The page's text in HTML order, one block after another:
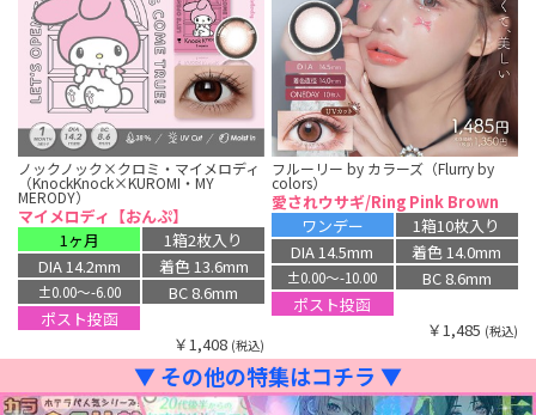
ノックノック×クロミ・マイメロディ
（KnockKnock×KUROMI・MY
MERODY）
マイメロディ【おんぷ】
1ヶ月
1箱2枚入り
DIA 14.2mm
着色 13.6mm
±0.00〜-6.00
BC 8.6mm
ポスト投函
￥1,408 (税込)
フルーリー by カラーズ（Flurry by
colors）
愛されウサギ/Ring Pink Brown
ワンデー
1箱10枚入り
DIA 14.5mm
着色 14.0mm
±0.00〜-10.00
BC 8.6mm
ポスト投函
￥1,485 (税込)
▼ その他の特集はコチラ ▼